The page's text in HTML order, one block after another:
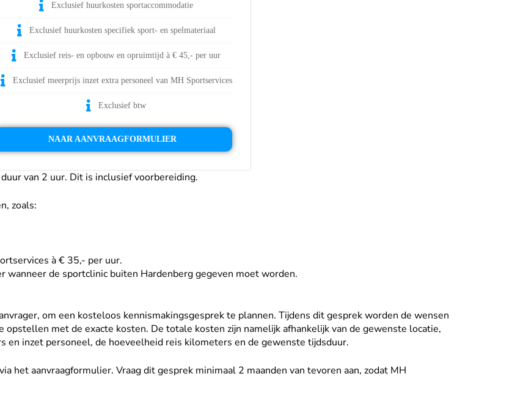
Exclusief huurkosten sportaccommodatie
Exclusief huurkosten specifiek sport- en spelmateriaal
Exclusief reis- en opbouw en opruimtijd à € 45,- per uur
Exclusief meerprijs inzet extra personeel van MH Sportservices
Exclusief btw
NAAR AANVRAAGFORMULIER
van 2 uur. Dit is inclusief voorbereiding.
zoals:
à € 35,- per uur.
de sportclinic buiten Hardenberg gegeven moet worden.
om een kosteloos kennismakingsgesprek te plannen. Tijdens dit gesprek worden de wensen
opstellen met de exacte kosten. De totale kosten zijn namelijk afhankelijk van de gewenste locatie,
en inzet personeel, de hoeveelheid reis kilometers en de gewenste tijdsduur.
het aanvraagformulier. Vraag dit gesprek minimaal 2 maanden van tevoren aan, zodat MH